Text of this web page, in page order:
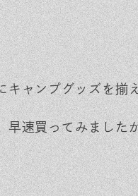
キャンプグッズを揃
速買ってみました